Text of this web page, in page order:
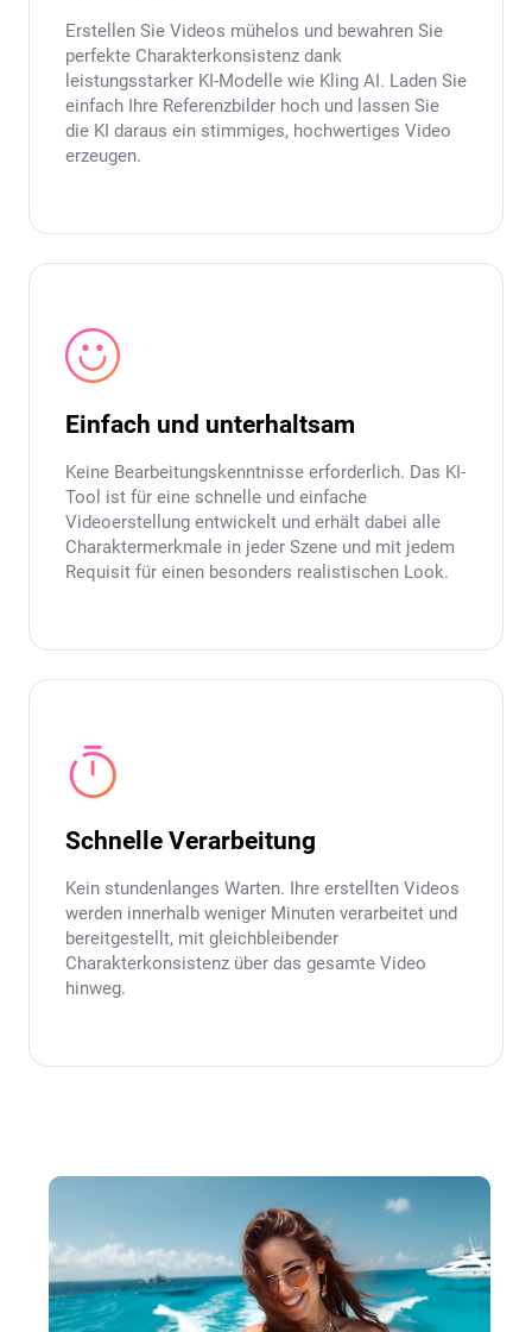
Erstellen Sie Videos mühelos und bewahren Sie
perfekte Charakterkonsistenz dank
leistungsstarker KI-Modelle wie Kling AI. Laden Sie
einfach Ihre Referenzbilder hoch und lassen Sie
die KI daraus ein stimmiges, hochwertiges Video
erzeugen.
Einfach und unterhaltsam
Keine Bearbeitungskenntnisse erforderlich. Das KI-
Tool ist für eine schnelle und einfache
Videoerstellung entwickelt und erhält dabei alle
Charaktermerkmale in jeder Szene und mit jedem
Requisit für einen besonders realistischen Look.
Schnelle Verarbeitung
Kein stundenlanges Warten. Ihre erstellten Videos
werden innerhalb weniger Minuten verarbeitet und
bereitgestellt, mit gleichbleibender
Charakterkonsistenz über das gesamte Video
hinweg.